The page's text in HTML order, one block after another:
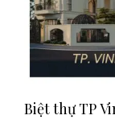
Biệt thự TP